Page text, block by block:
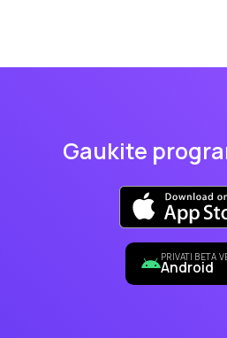
Gaukite
PRIVATI BETA
Android